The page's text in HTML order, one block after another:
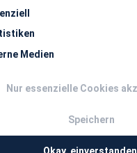
GmbH -
Straße 2 a
Inning a. A.
07231 583 0
info@weber-ing.de
ing.de
Liste der Service-
Medien
Nur essenzielle Cookies
Speichern